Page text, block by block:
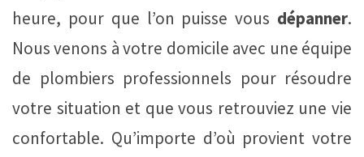
heure, pour que l’on puisse vous dépanner.
Nous venons à votre domicile avec une équipe
de plombiers professionnels pour résoudre
votre situation et que vous retrouviez une vie
confortable. Qu’importe d’où provient votre